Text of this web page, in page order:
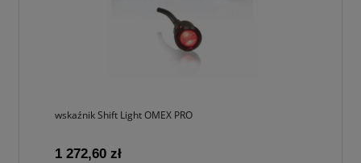
wskaźnik Shift Light OMEX PRO
1 272,60 zł